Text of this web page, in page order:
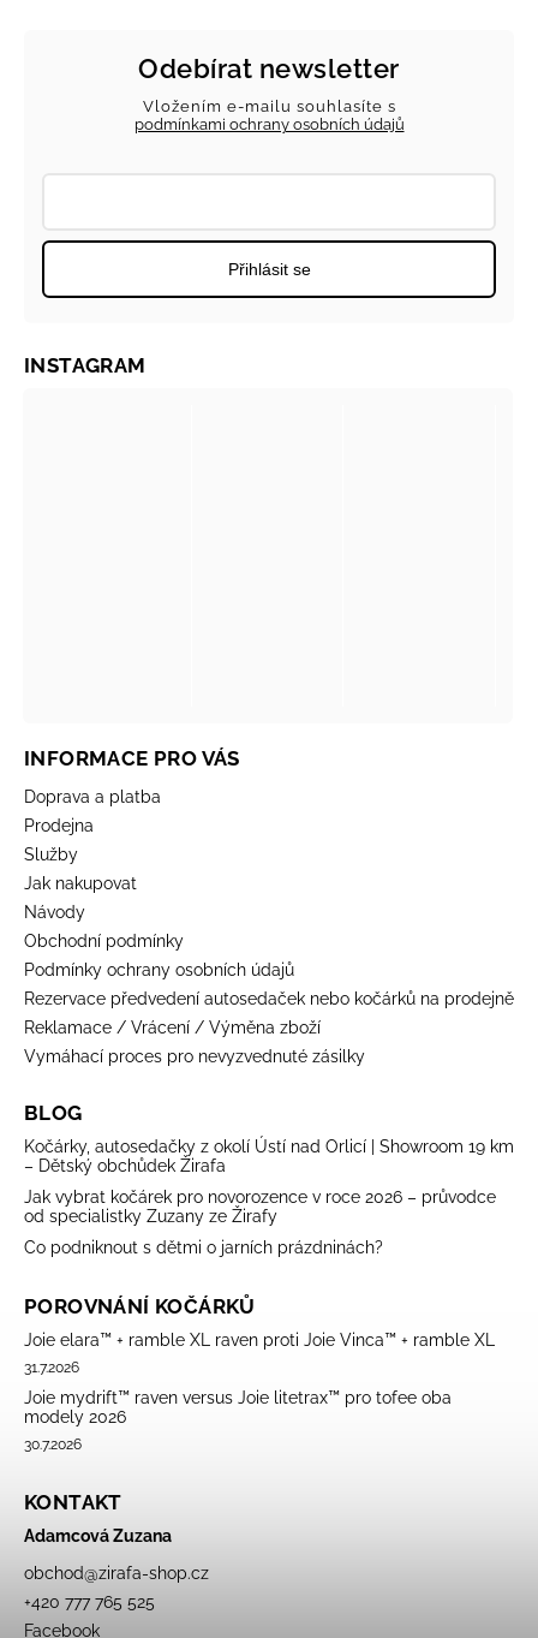
Odebírat newsletter
Vložením e-mailu souhlasíte s
podmínkami ochrany osobních údajů
Přihlásit se
INFORMACE PRO VÁS
Doprava a platba
Prodejna
Služby
Jak nakupovat
Návody
Obchodní podmínky
Podmínky ochrany osobních údajů
Rezervace předvedení autosedaček nebo kočárků na prodejně
Reklamace / Vrácení / Výměna zboží
Vymáhací proces pro nevyzvednuté zásilky
BLOG
Kočárky, autosedačky z okolí Ústí nad Orlicí | Showroom 19 km
– Dětský obchůdek Žirafa
Jak vybrat kočárek pro novorozence v roce 2026 – průvodce
od specialistky Zuzany ze Žirafy
Co podniknout s dětmi o jarních prázdninách?
POROVNÁNÍ KOČÁRKŮ
Joie elara™ + ramble XL raven proti Joie Vinca™ + ramble XL
31.7.2026
Joie mydrift™ raven versus Joie litetrax™ pro tofee oba
modely 2026
30.7.2026
KONTAKT
Adamcová Zuzana
obchod@zirafa-shop.cz
+420 777 765 525
Facebook
INSTAGRAM